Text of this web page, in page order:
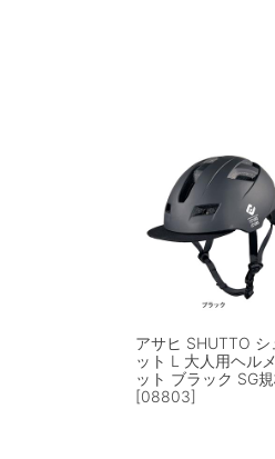
アサヒ SHUTTO シ
ット L 大人用ヘルメ
ット ブラック SG
[08803]